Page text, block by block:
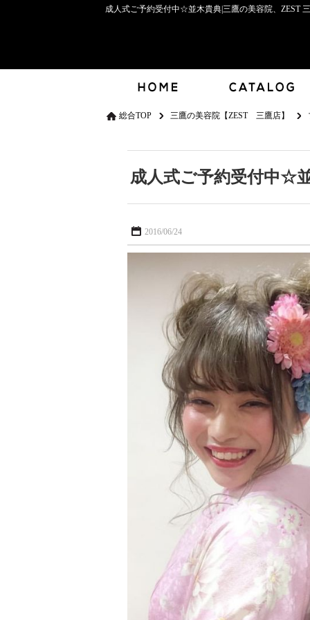
成人式ご予約受付中☆並木貴典|三鷹の美容院、ZEST
総合TOP 三鷹の美容院【ZEST 三鷹店】
成人式ご予約受付中☆
2016/06/24